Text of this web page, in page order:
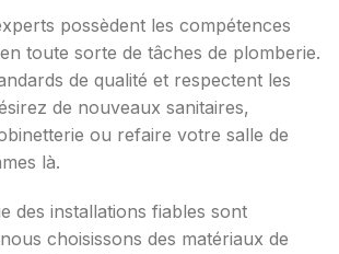
possèdent les compétences
toute sorte de tâches de plomberie.
de qualité et respectent les
de nouveaux sanitaires,
ou refaire votre salle de
là.
des installations fiables sont
choisissons des matériaux de